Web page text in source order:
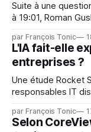
Suite à une question d'un
à 19:01, Roman
mainteneurs —
les LLM de manière
par François Tonic
L'IA fait-elle
entreprises ?
Une étude Rocket
responsables IT
pression sur les usages
révèle un écart
par François Tonic
Selon